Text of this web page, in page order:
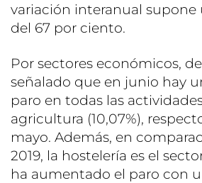
variación interanual
del 67 por ciento.
Por sectores económicos,
señalado que en junio hay
paro en todas las
agricultura (10,07%),
mayo. Además, en
2019, la hostelería es el
ha aumentado el paro con